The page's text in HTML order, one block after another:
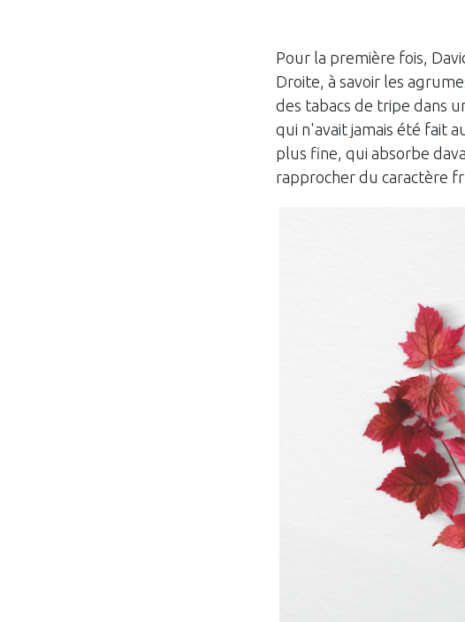
Pour la première fois,
Droite, à savoir les
des tabacs de tripe dans
qui n'avait jamais été fait
plus fine, qui absorbe
rapprocher du caractère